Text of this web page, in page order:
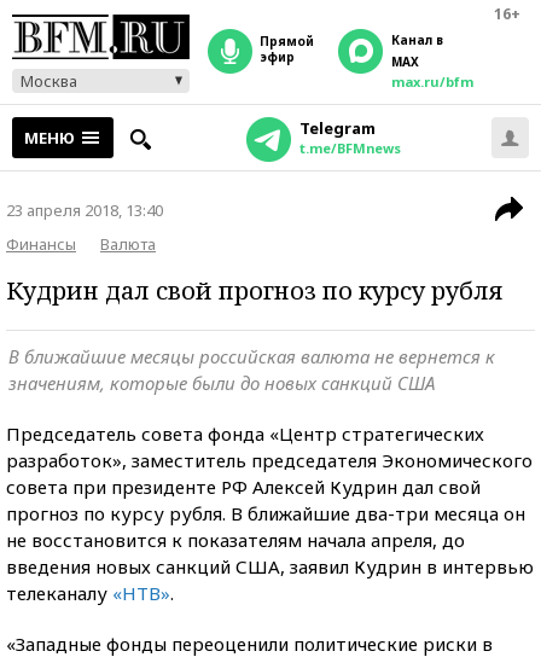
16+
Москва
прямой
эфир
Канал в
MAX
max.ru/bfm
МЕНЮ Telegram
t.me/BFMnews
23 апреля 2018, 13:40
Финансы
Валюта
Кудрин дал свой прогноз по курсу рубля
В ближайшие месяцы российская валюта не вернется к
значениям, которые были до новых санкций США
Председатель совета фонда «Центр стратегических
разработок», заместитель председателя Экономического
совета при президенте РФ Алексей Кудрин дал свой
прогноз по курсу рубля. В ближайшие два-три месяца он
не восстановится к показателям начала апреля, до
введения новых санкций США, заявил Кудрин в интервью
телеканалу «НТВ».
«Западные фонды переоценили политические риски в